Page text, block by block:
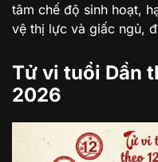
tâm chế độ sinh hoạt,
vệ thị lực và giấc ngủ,
Tử vi tuổi Dần
2026